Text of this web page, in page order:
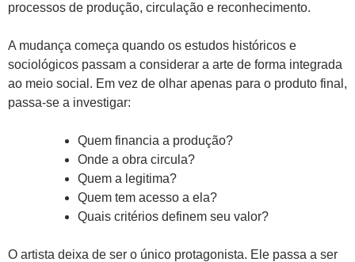
processos de produção, circulação e reconhecimento.
A mudança começa quando os estudos históricos e
sociológicos passam a considerar a arte de forma integrada
ao meio social. Em vez de olhar apenas para o produto final,
passa-se a investigar:
Quem financia a produção?
Onde a obra circula?
Quem a legitima?
Quem tem acesso a ela?
Quais critérios definem seu valor?
O artista deixa de ser o único protagonista. Ele passa a ser